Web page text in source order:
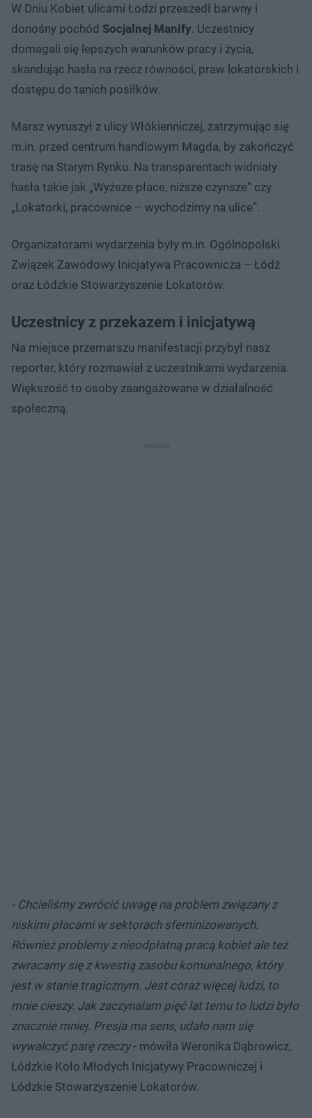
W Dniu Kobiet ulicami Łodzi przeszedł barwny i
donośny pochód Socjalnej Manify. Uczestnicy
domagali się lepszych warunków pracy i życia,
skandując hasła na rzecz równości, praw lokatorskich i
dostępu do tanich posiłków.
Marsz wyruszył z ulicy Włókienniczej, zatrzymując się
m.in. przed centrum handlowym Magda, by zakończyć
trasę na Starym Rynku. Na transparentach widniały
hasła takie jak „Wyższe płace, niższe czynsze” czy
„Lokatorki, pracownice – wychodzimy na ulice”.
Organizatorami wydarzenia były m.in. Ogólnopolski
Związek Zawodowy Inicjatywa Pracownicza – Łódź
oraz Łódzkie Stowarzyszenie Lokatorów.
Uczestnicy z przekazem i inicjatywą
Na miejsce przemarszu manifestacji przybył nasz
reporter, który rozmawiał z uczestnikami wydarzenia.
Większość to osoby zaangażowane w działalność
społeczną.
- Chcieliśmy zwrócić uwagę na problem związany z
niskimi płacami w sektorach sfeminizowanych.
Również problemy z nieodpłatną pracą kobiet ale też
zwracamy się z kwestią zasobu komunalnego, który
jest w stanie tragicznym. Jest coraz więcej ludzi, to
mnie cieszy. Jak zaczynałam pięć lat temu to ludzi było
znacznie mniej. Presja ma sens, udało nam się
wywalczyć parę rzeczy- mówiła Weronika Dąbrowicz,
Łódzkie Koło Młodych Inicjatywy Pracowniczej i
Łódzkie Stowarzyszenie Lokatorów.